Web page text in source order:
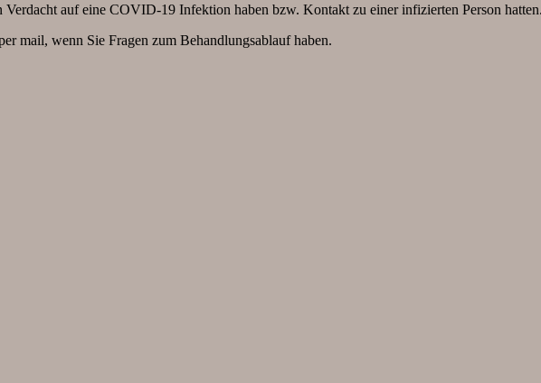
Verdacht auf eine COVID-19 Infektion haben bzw. Kontakt zu einer infizierten Person
mail, wenn Sie Fragen zum Behandlungsablauf haben.